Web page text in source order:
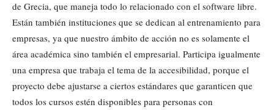
de Grecia, que maneja todo lo relacionado con el software libre.
Están también instituciones que se dedican al entrenamiento para
empresas, ya que nuestro ámbito de acción no es solamente el
área académica sino también el empresarial. Participa igualmente
una empresa que trabaja el tema de la accesibilidad, porque el
proyecto debe ajustarse a ciertos estándares que garanticen que
todos los cursos estén disponibles para personas con